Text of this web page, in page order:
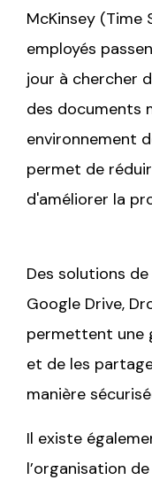
McKinsey (Time
employés
jour à chercher
des documents
environnement
permet de
d'améliorer la
Des solutions
Google Drive,
permettent une
et de les
manière
Il existe
l’organisation